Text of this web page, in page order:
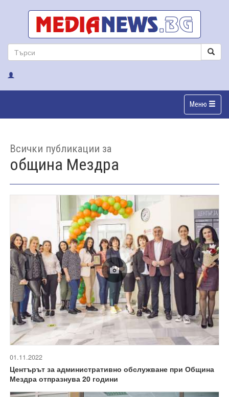
Меню
Всички публикации за
община Мездра
01.11.2022
Центърът за административно обслужване при Община
Мездра отпразнува 20 години